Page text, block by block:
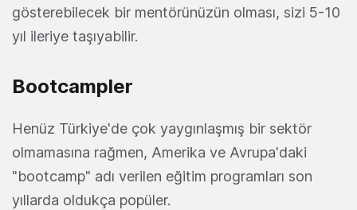
gösterebilecek bir mentörünüzün olması, sizi 5-10
yıl ileriye taşıyabilir.
Bootcampler
Henüz Türkiye'de çok yaygınlaşmış bir sektör
olmamasına rağmen, Amerika ve Avrupa'daki
"bootcamp" adı verilen eğitim programları son
yıllarda oldukça popüler.